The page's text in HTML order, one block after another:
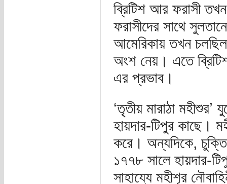
ব্রিটিশ আর ফরাসী
ফরাসীদের সাথে
আমেরিকায় তখন
অংশ নেয়। এতে
এর প্রভাব।
‘তৃতীয় মারাঠা মহীশুর’
হায়দার-টিপুর কাছে।
করে। অন্যদিকে,
১৭৭৮ সালে হায়দার-
সাহায্যে মহীশূর